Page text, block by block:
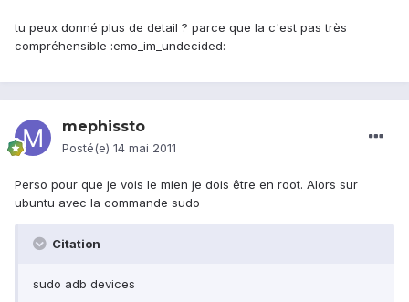
tu peux donné plus de detail ? parce que la c'est pas très
compréhensible :emo_im_undecided:
mephissto
Posté(e) 14 mai 2011
Perso pour que je vois le mien je dois être en root. Alors sur
ubuntu avec la commande sudo
Citation
sudo adb devices